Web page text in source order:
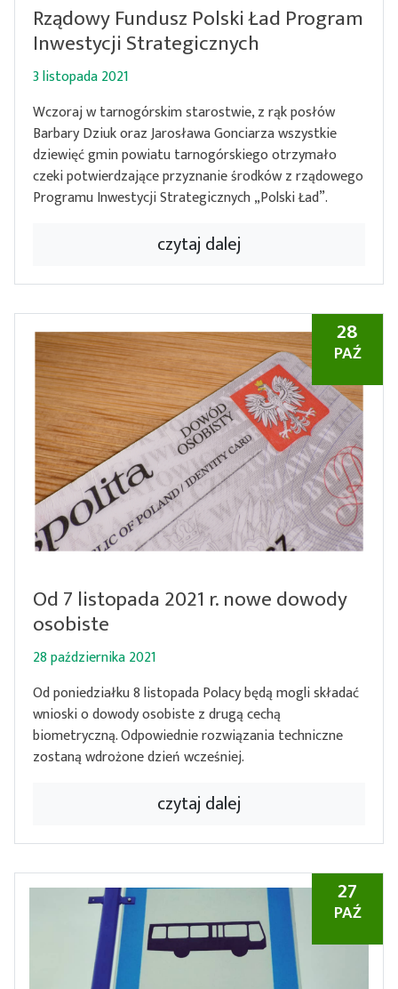
Rządowy Fundusz Polski Ład Program
Inwestycji Strategicznych
3 listopada 2021
Wczoraj w tarnogórskim starostwie, z rąk posłów
Barbary Dziuk oraz Jarosława Gonciarza wszystkie
dziewięć gmin powiatu tarnogórskiego otrzymało
czeki potwierdzające przyznanie środków z rządowego
Programu Inwestycji Strategicznych „Polski Ład”.
czytaj dalej
28
PAŹ
Od 7 listopada 2021 r. nowe dowody
osobiste
28 października 2021
Od poniedziałku 8 listopada Polacy będą mogli składać
wnioski o dowody osobiste z drugą cechą
biometryczną. Odpowiednie rozwiązania techniczne
zostaną wdrożone dzień wcześniej.
czytaj dalej
27
PAŹ